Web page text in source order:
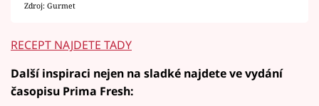
Zdroj: Gurmet
RECEPT NAJDETE TADY
Další inspiraci nejen na sladké najdete ve vydání
časopisu Prima Fresh: